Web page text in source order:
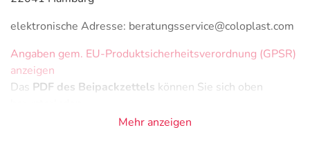
elektronische Adresse: beratungsservice@coloplast.com
Angaben gem. EU-Produktsicherheitsverordnung (GPSR)
anzeigen
Das PDF des Beipackzettels können Sie sich oben
Mehr anzeigen